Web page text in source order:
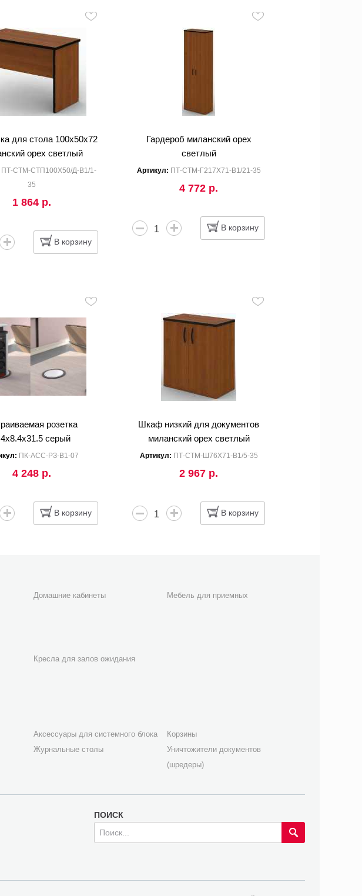
для стола 100x50x72
орех светлый
ПТ-СТМ-СТП100Х50/Д-В1/1-
35
1 864 р.
В корзину
Гардероб миланский орех
светлый
Артикул: ПТ-СТМ-Г217Х71-В1/21-35
4 772 р.
В корзину
розетка
серый
ПК-АСС-РЗ-В1-07
4 248 р.
В корзину
Шкаф низкий для документов
миланский орех светлый
Артикул: ПТ-СТМ-Ш76Х71-В1/5-35
2 967 р.
В корзину
Домашние кабинеты
Мебель для приемных
Кресла для залов ожидания
Аксессуары для системного блока
Корзины
Журнальные столы
Уничтожители документов
(шредеры)
ПОИСК